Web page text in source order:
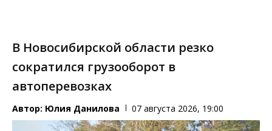
В Новосибирской области резко
сократился грузооборот в
автоперевозках
Автор: Юлия Данилова 07 августа 2026, 19:00